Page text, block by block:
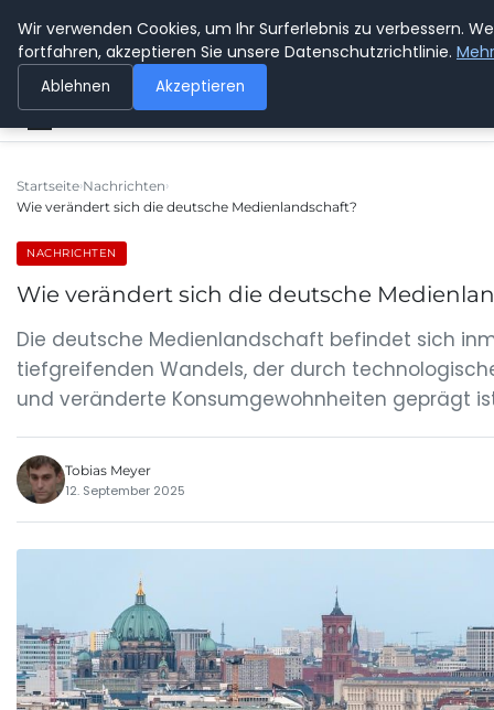
SPEDITION KUSS
Startseite Nachrichten
Wie verändert sich die deutsche Medienlandschaft?
NACHRICHTEN
Wie verändert sich die deutsche
Die deutsche Medienlandschaft befindet sich
tiefgreifenden Wandels, der durch
und veränderte Konsumgewohnheiten geprägt
Tobias Meyer
12. September 2025
Wir verwenden Cookies, um Ihr Surferlebnis zu verbessern.
fortfahren, akzeptieren Sie unsere Datenschutzrichtlinie.
Ablehnen Akzeptieren